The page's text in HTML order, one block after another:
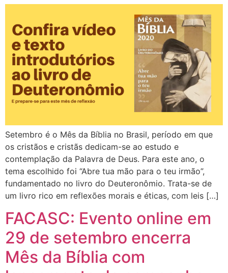
Setembro é o Mês da Bíblia no Brasil, período em que
os cristãos e cristãs dedicam-se ao estudo e
contemplação da Palavra de Deus. Para este ano, o
tema escolhido foi “Abre tua mão para o teu irmão”,
fundamentado no livro do Deuteronômio. Trata-se de
um livro rico em reflexões morais e éticas, com leis […]
FACASC: Evento online em
29 de setembro encerra
Mês da Bíblia com